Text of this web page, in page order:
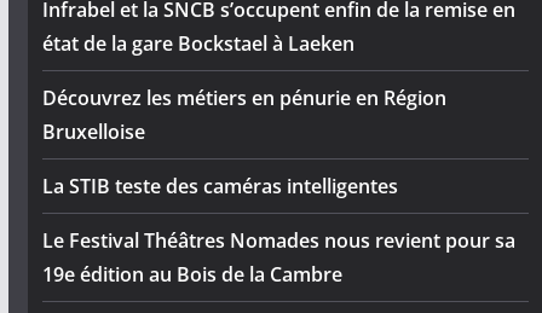
Infrabel et la SNCB s’occupent enfin de la remise en
état de la gare Bockstael à Laeken
Découvrez les métiers en pénurie en Région
Bruxelloise
La STIB teste des caméras intelligentes
Le Festival Théâtres Nomades nous revient pour sa
19e édition au Bois de la Cambre